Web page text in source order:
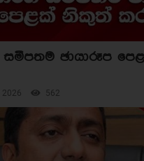
සමීපතම ඡායාරූප
2026 562